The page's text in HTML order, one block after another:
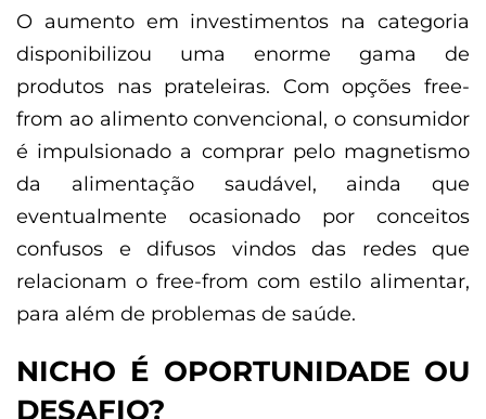
O aumento em investimentos na categoria
disponibilizou uma enorme gama de
produtos nas prateleiras. Com opções free-
from ao alimento convencional, o consumidor
é impulsionado a comprar pelo magnetismo
da alimentação saudável, ainda que
eventualmente ocasionado por conceitos
confusos e difusos vindos das redes que
relacionam o free-from com estilo alimentar,
para além de problemas de saúde.
NICHO É OPORTUNIDADE OU
DESAFIO?